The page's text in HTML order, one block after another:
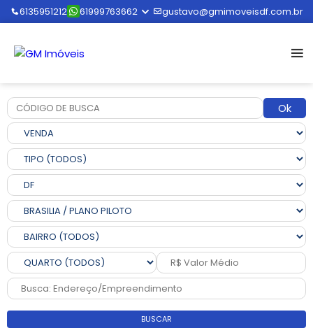
6135951212 61999763662 gustavo@gmimoveisdf.com.br
Ok
BUSCAR